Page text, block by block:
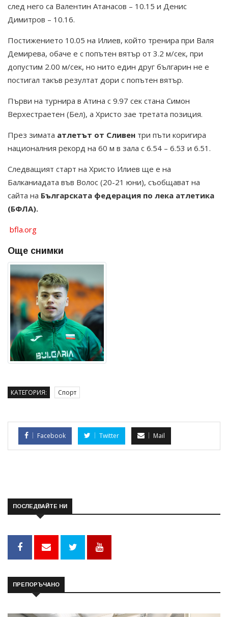
след него са Валентин Атанасов – 10.15 и Денис
Димитров – 10.16.
Постижението 10.05 на Илиев, който тренира при Валя
Демирева, обаче е с попътен вятър от 3.2 м/сек, при
допустим 2.00 м/сек, но нито един друг българин не е
постигал такъв резултат дори с попътен вятър.
Първи на турнира в Атина с 9.97 сек стана Симон
Верхестраетен (Бел), а Христо зае третата позиция.
През зимата атлетът от Сливен три пъти коригира
националния рекорд на 60 м в зала с 6.54 – 6.53 и 6.51.
Следващият старт на Христо Илиев ще е на
Балканиадата във Волос (20-21 юни), съобщават на
сайта на Българската федерация по лека атлетика
(БФЛА).
bfla.org
Още снимки
КАТЕГОРИЯ: Спорт
Facebook Twitter Mail
ПОСЛЕДВАЙТЕ НИ
ПРЕПОРЪЧАНО